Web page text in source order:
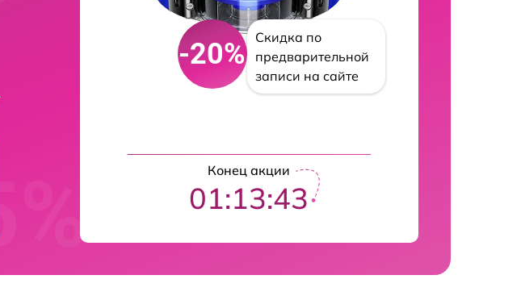
-20%
Скидка по
предварительной
записи на сайте
Конец акции
01:13:42